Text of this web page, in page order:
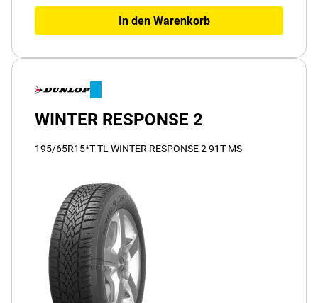
In den Warenkorb
WINTER RESPONSE 2
195/65R15*T TL WINTER RESPONSE 2 91T MS